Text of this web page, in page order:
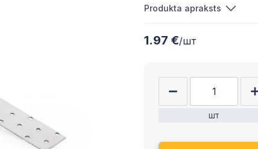
Produkta apraksts
1.97 €/шт
шт